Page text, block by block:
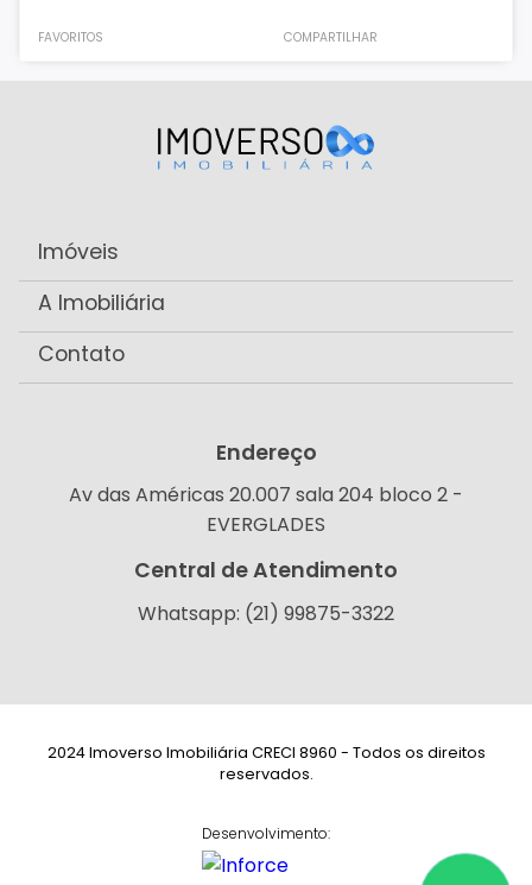
FAVORITOS COMPARTILHAR
Imóveis
A Imobiliária
Contato
Endereço
Av das Américas 20.007 sala 204 bloco 2 -
EVERGLADES
Central de Atendimento
Whatsapp: (21) 99875-3322
2024 Imoverso Imobiliária CRECI 8960 - Todos os direitos
reservados.
Desenvolvimento: